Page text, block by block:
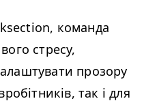
команда
стресу,
прозору
так і для